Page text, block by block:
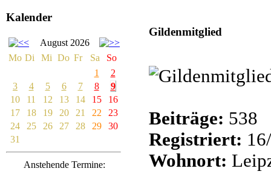
Kalender
August 2026
Mo Di Mi Do Fr Sa
So
1
2
3
4 5 6 7 8
9
10
11 12 13 14 15
16
17
18 19 20 21 22
23
24
25 26 27 28 29
30
31
Anstehende Termine:
Gildenmitglied
Beiträge: 538
Registriert:
Wohnort: